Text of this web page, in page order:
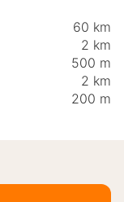
60 km
2 km
500 m
2 km
200 m